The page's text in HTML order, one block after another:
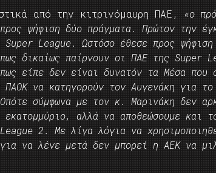
από την κιτρινόμαυρη ΠΑΕ,
«ο
ψήφιση δύο πράγματα. Πρώτον την
League. Ωστόσο έθεσε προς
δικαίως παίρνουν οι ΠΑΕ της Super
είπε δεν είναι δυνατόν τα Μέσα που
να κατηγορούν τον Αυγενάκη για το
σύμφωνα με τον κ. Μαρινάκη δεν
αλλά να αποθεώσουμε και
2. Με λίγα λόγια να
για να λένε μετά δεν μπορεί η ΑΕΚ να